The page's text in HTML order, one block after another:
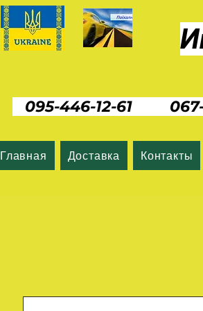
095-446-12-61 067-
Главная Доставка Контакты